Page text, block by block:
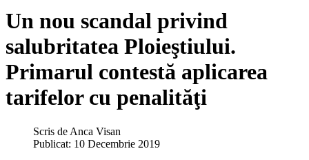
Un nou scandal privind
salubritatea Ploieştiului.
Primarul contestă aplicarea
tarifelor cu penalităţi
Scris de Anca Visan
Publicat: 10 Decembrie 2019